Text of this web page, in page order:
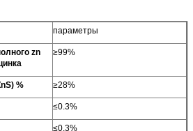
параметры
zn
≥99%
% ≥28%
≤0.3%
≤0.3%